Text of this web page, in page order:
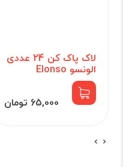
لاک پاک کن 24 عددی
الونسو Elonso
65,000 تومان